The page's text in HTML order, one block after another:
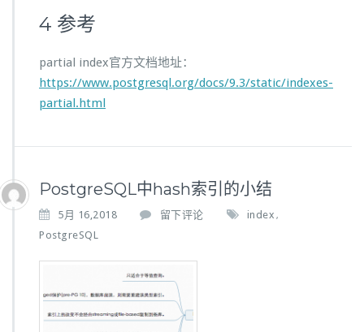
4 参考
partial index官方文档地址：
https://www.postgresql.org/docs/9.3/static/indexes-
partial.html
PostgreSQL中hash索引的小结
5月 16,2018 留下评论 index ,
PostgreSQL